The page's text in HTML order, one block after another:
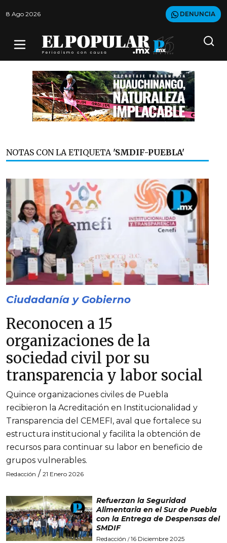
8 Ago 2026 DENUNCIA
NOTAS CON LA ETIQUETA 'SMDIF-PUEBLA'
Ciudadanía y Gobierno
Reconocen a 15
organizaciones de la
sociedad civil por su
transparencia y labor social
Quince organizaciones civiles de Puebla
recibieron la Acreditación en Institucionalidad y
Transparencia del CEMEFI, aval que fortalece su
estructura institucional y facilita la obtención de
recursos para continuar su labor en beneficio de
grupos vulnerables.
Redacción / 21 Enero 2026
Refuerzan la Seguridad
Alimentaria en el Sur de Puebla
con la Entrega de Despensas del
SMDIF
Redacción /16 Diciembre 2025